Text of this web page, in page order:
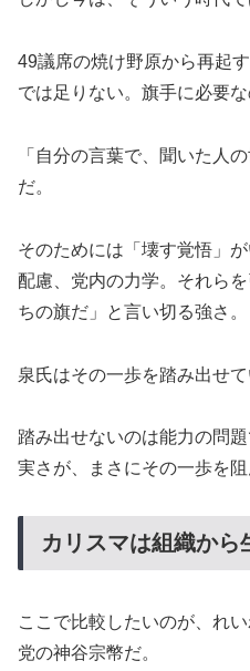
49議席の焼け野原から再起
では足りない。旗手に必要な
「自分の言葉で、聞いた人
だ。
そのためには「壊す覚悟」
配慮、党内の力学。それら
ちの旗だ」と言い切る強さ。
泉氏はその一歩を踏み出せて
踏み出せないのは能力の問
実さが、まさにその一歩を阻
カリスマは組織から
ここで比較したいのが、れ
党の神谷宗幣だ。